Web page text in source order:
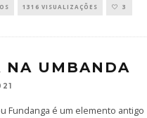
1316 VISUALIZAÇÕES 3
NA UMBANDA
Fundanga é um elemento antigo